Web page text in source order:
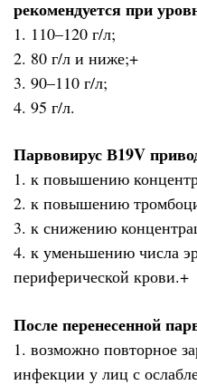
рекомендуется при
1. 110–120 г/л;
2. 80 г/л и ниже;+
3. 90–110 г/л;
4. 95 г/л.
Парвовирус В19V
1. к повышению
2. к повышению
3. к снижению
4. к уменьшению числа
периферической крови.+
После перенесенной
1. возможно повторное
инфекции у лиц с